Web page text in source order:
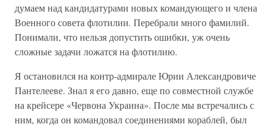
думаем над кандидатурами новых командующего и члена
Военного совета флотилии. Перебрали много фамилий.
Понимали, что нельзя допустить ошибки, уж очень
сложные задачи ложатся на флотилию.
Я остановился на контр-адмирале Юрии Александровиче
Пантелееве. Знал я его давно, еще по совместной службе
на крейсере «Червона Украина». После мы встречались с
ним, когда он командовал соединениями кораблей, был